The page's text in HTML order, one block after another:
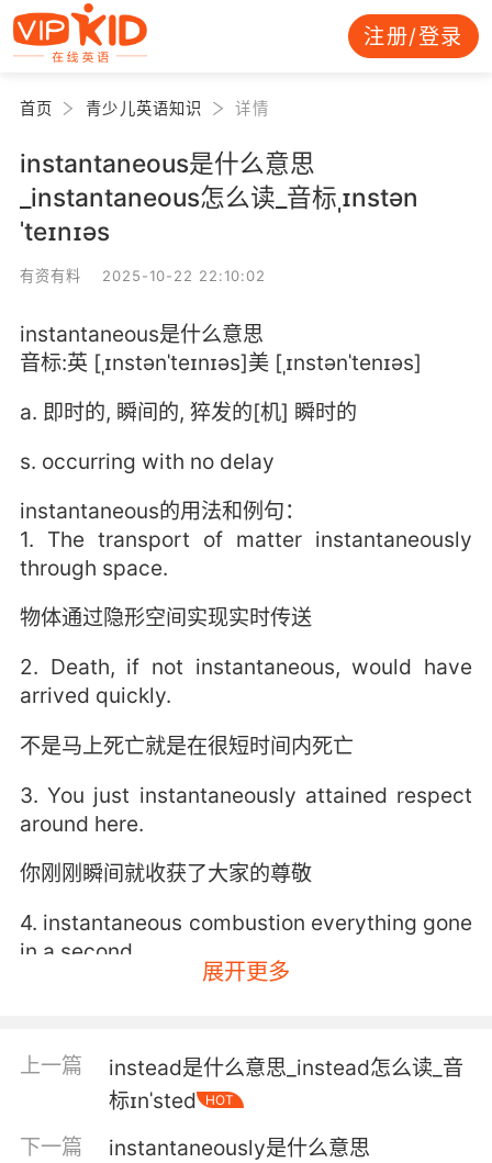
注册/登录
首页 青少儿英语知识 详情
instantaneous是什么意思
_instantaneous怎么读_音标ˌɪnstən
ˈteɪnɪəs
有资有料 2025-10-22 22:10:02
instantaneous是什么意思
音标:英 [ˌɪnstənˈteɪnɪəs]美 [ˌɪnstənˈtenɪəs]
a. 即时的, 瞬间的, 猝发的[机] 瞬时的
s. occurring with no delay
instantaneous的用法和例句：
1. The transport of matter instantaneously
through space.
物体通过隐形空间实现实时传送
2. Death, if not instantaneous, would have
arrived quickly.
不是马上死亡就是在很短时间内死亡
3. You just instantaneously attained respect
around here.
你刚刚瞬间就收获了大家的尊敬
4. instantaneous combustion everything gone
in a second.
5. Luckily for him, death would've been nigh
instantaneous.
展开更多
上一篇
instead是什么意思_instead怎么读_音
标ɪnˈsted
HOT
下一篇
instantaneously是什么意思